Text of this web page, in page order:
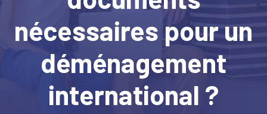
nécessaires pour un
déménagement
international ?